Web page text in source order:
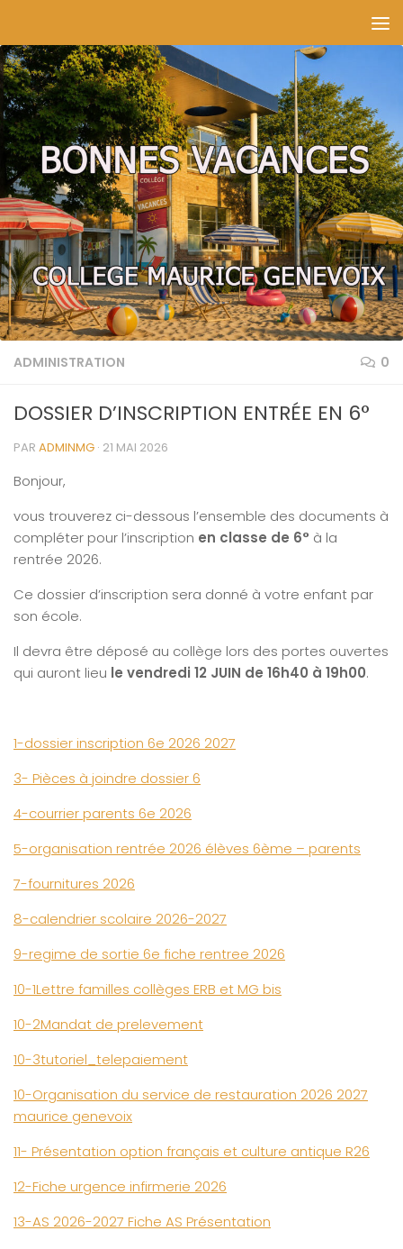
ADMINISTRATION 0
DOSSIER D’INSCRIPTION ENTRÉE EN 6°
PAR ADMINMG · 21 MAI 2026
Bonjour,
vous trouverez ci-dessous l’ensemble des documents à
compléter pour l’inscription en classe de 6° à la
rentrée 2026.
Ce dossier d’inscription sera donné à votre enfant par
son école.
Il devra être déposé au collège lors des portes ouvertes
qui auront lieu le vendredi 12 JUIN de 16h40 à 19h00.
1-dossier inscription 6e 2026 2027
3- Pièces à joindre dossier 6
4-courrier parents 6e 2026
5-organisation rentrée 2026 élèves 6ème – parents
7-fournitures 2026
8-calendrier scolaire 2026-2027
9-regime de sortie 6e fiche rentree 2026
10-1Lettre familles collèges ERB et MG bis
10-2Mandat de prelevement
10-3tutoriel_telepaiement
10-Organisation du service de restauration 2026 2027
maurice genevoix
11- Présentation option français et culture antique R26
12-Fiche urgence infirmerie 2026
13-AS 2026-2027 Fiche AS Présentation